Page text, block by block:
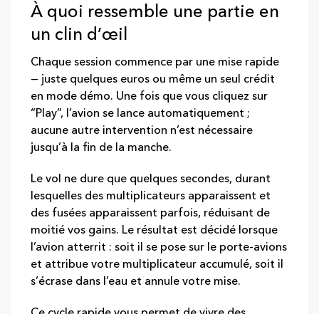
À quoi ressemble une partie en
un clin d’œil
Chaque session commence par une mise rapide
— juste quelques euros ou même un seul crédit
en mode démo. Une fois que vous cliquez sur
“Play”, l’avion se lance automatiquement ;
aucune autre intervention n’est nécessaire
jusqu’à la fin de la manche.
Le vol ne dure que quelques secondes, durant
lesquelles des multiplicateurs apparaissent et
des fusées apparaissent parfois, réduisant de
moitié vos gains. Le résultat est décidé lorsque
l’avion atterrit : soit il se pose sur le porte‑avions
et attribue votre multiplicateur accumulé, soit il
s’écrase dans l’eau et annule votre mise.